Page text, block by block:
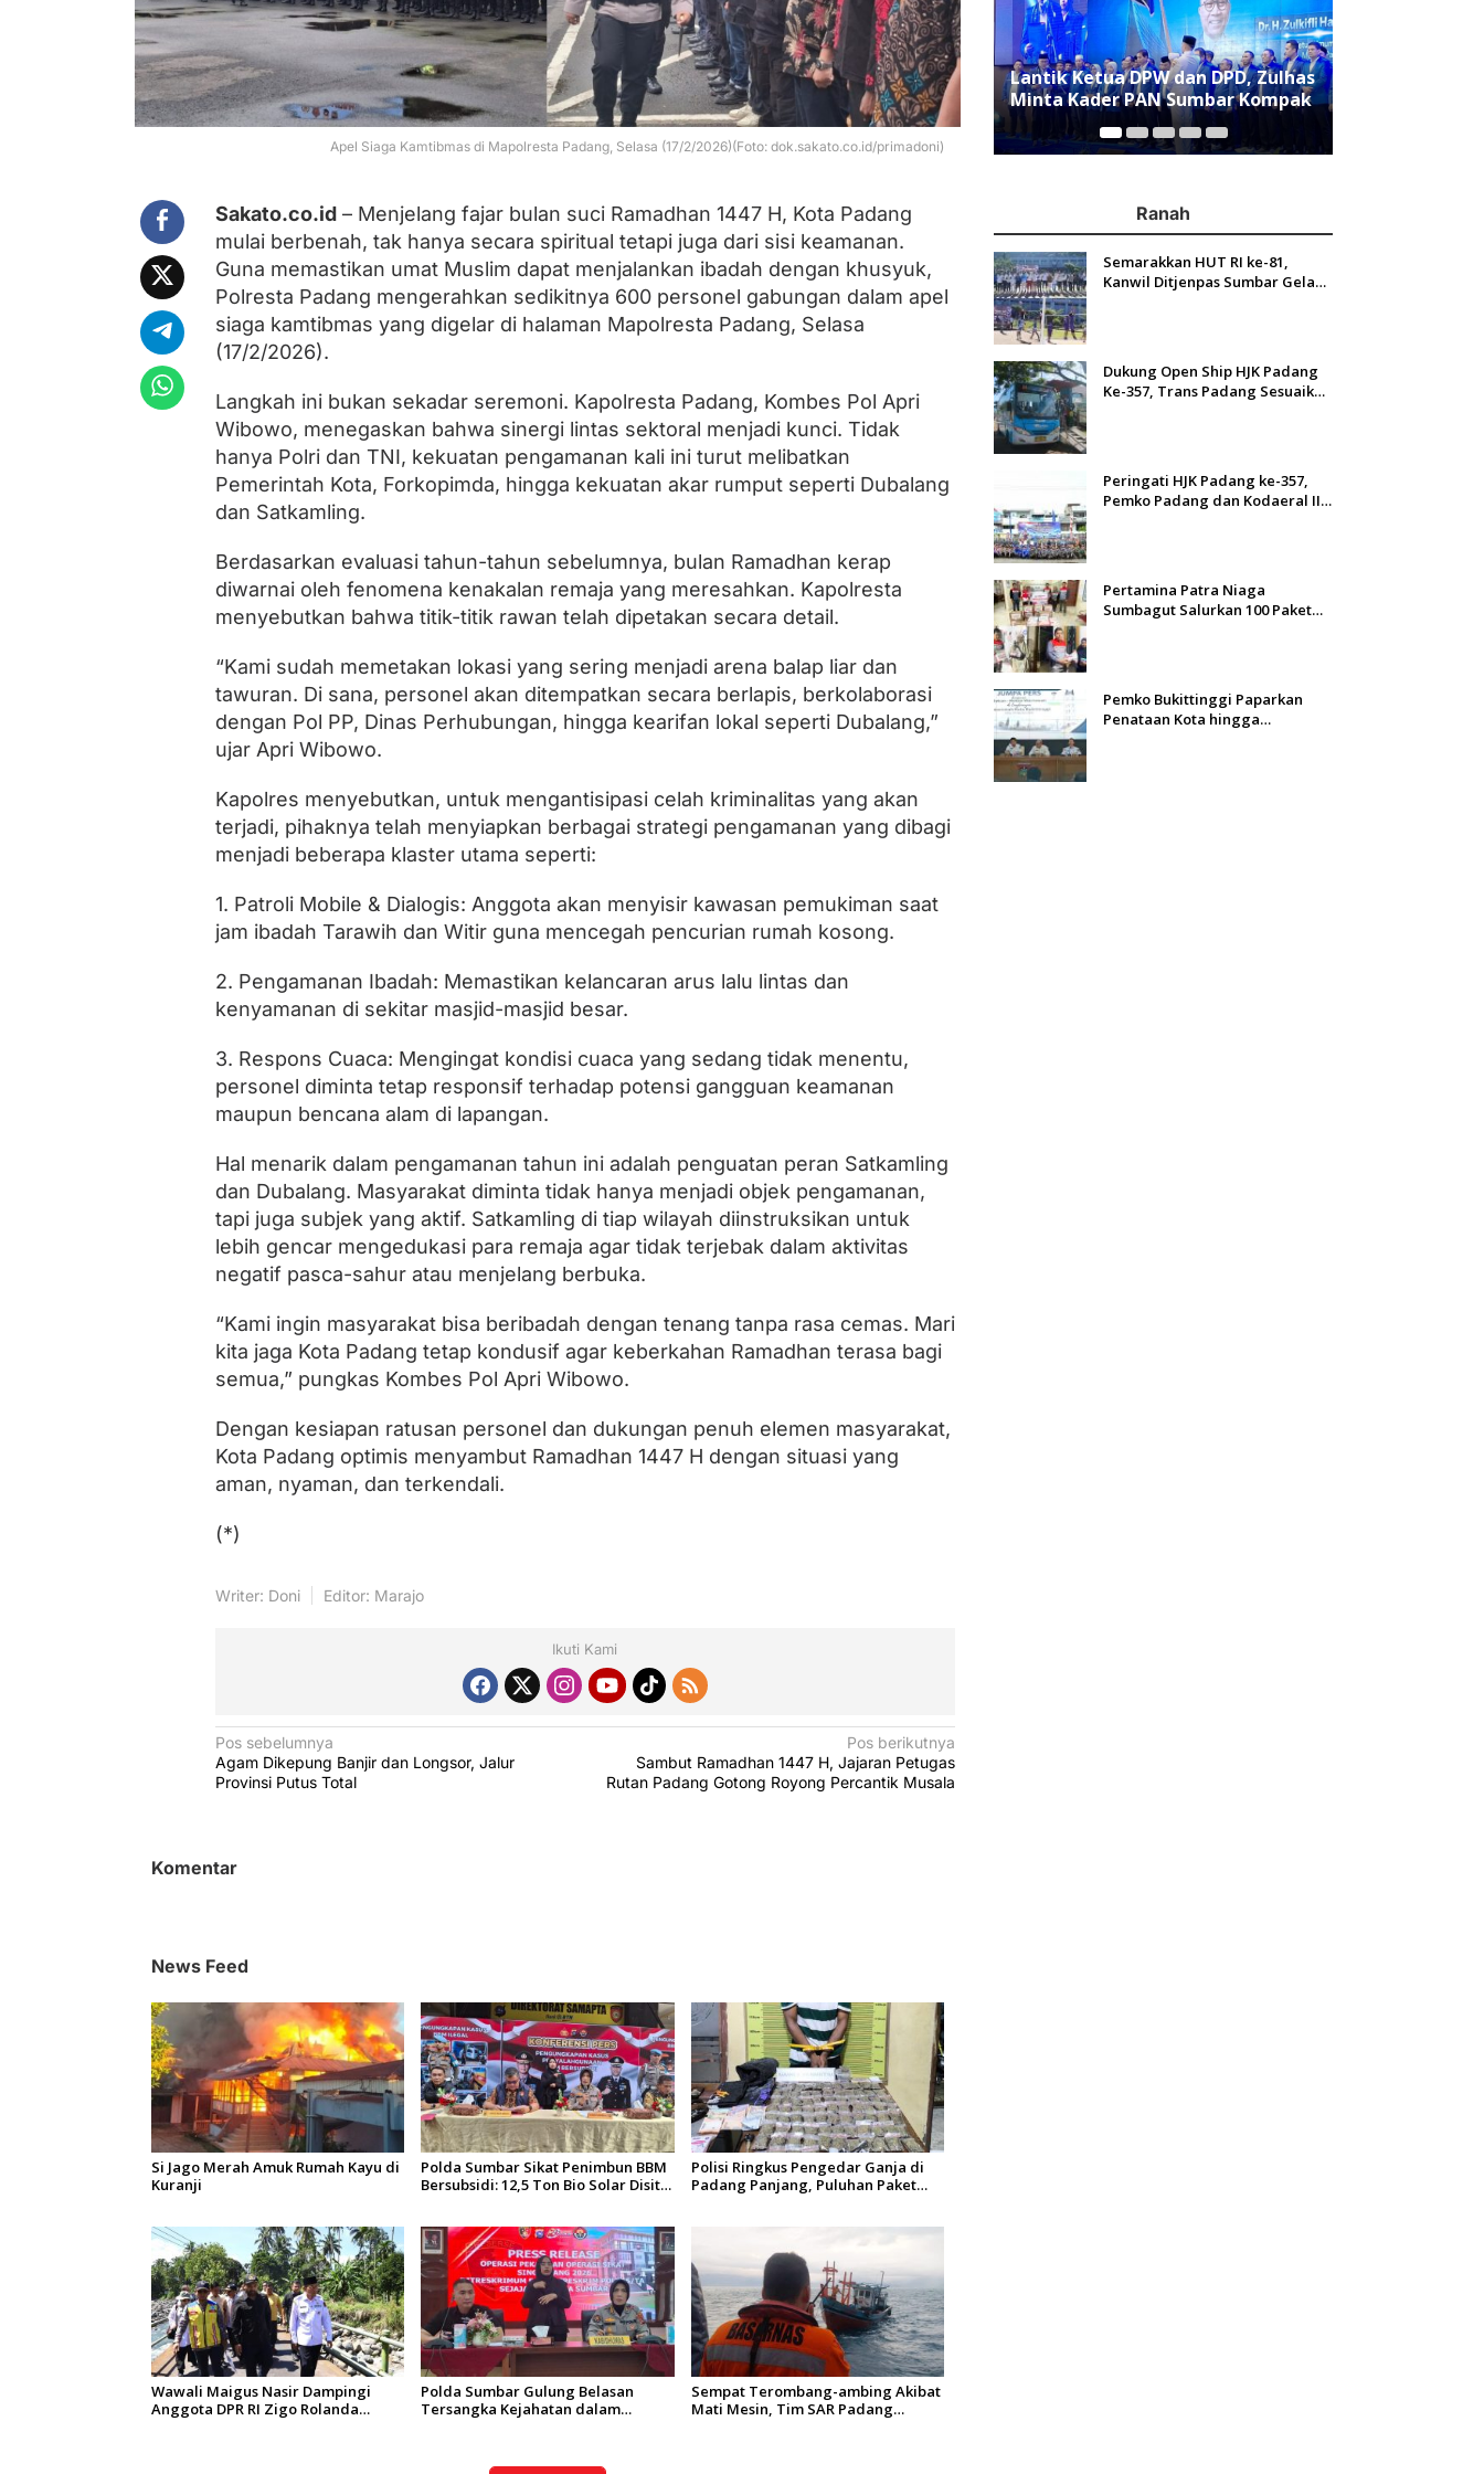
S
a
p
a
g
t
i
b
a
s
S
e
a
m
R
a
m
a
h
a
n
1
4
H
Apel Siaga Kamtibmas di Mapolresta Padang, Selasa (17/2/2026)(Foto: dok.sakato.co.id/primadoni)
Sakato.co.id– Menjelang fajar bulan suci Ramadhan 1447 H, Kota Padang
mulai berbenah, tak hanya secara spiritual tetapi juga dari sisi keamanan.
Guna memastikan umat Muslim dapat menjalankan ibadah dengan khusyuk,
Polresta Padang mengerahkan sedikitnya 600 personel gabungan dalam apel
siaga kamtibmas yang digelar di halaman Mapolresta Padang, Selasa
(17/2/2026).
Langkah ini bukan sekadar seremoni. Kapolresta Padang, Kombes Pol Apri
Wibowo, menegaskan bahwa sinergi lintas sektoral menjadi kunci. Tidak
hanya Polri dan TNI, kekuatan pengamanan kali ini turut melibatkan
Pemerintah Kota, Forkopimda, hingga kekuatan akar rumput seperti Dubalang
dan Satkamling.
Berdasarkan evaluasi tahun-tahun sebelumnya, bulan Ramadhan kerap
diwarnai oleh fenomena kenakalan remaja yang meresahkan. Kapolresta
menyebutkan bahwa titik-titik rawan telah dipetakan secara detail.
“Kami sudah memetakan lokasi yang sering menjadi arena balap liar dan
tawuran. Di sana, personel akan ditempatkan secara berlapis, berkolaborasi
dengan Pol PP, Dinas Perhubungan, hingga kearifan lokal seperti Dubalang,”
ujar Apri Wibowo.
Kapolres menyebutkan, untuk mengantisipasi celah kriminalitas yang akan
terjadi, pihaknya telah menyiapkan berbagai strategi pengamanan yang dibagi
menjadi beberapa klaster utama seperti:
1. Patroli Mobile & Dialogis: Anggota akan menyisir kawasan pemukiman saat
jam ibadah Tarawih dan Witir guna mencegah pencurian rumah kosong.
2. Pengamanan Ibadah: Memastikan kelancaran arus lalu lintas dan
kenyamanan di sekitar masjid-masjid besar.
3. Respons Cuaca: Mengingat kondisi cuaca yang sedang tidak menentu,
personel diminta tetap responsif terhadap potensi gangguan keamanan
maupun bencana alam di lapangan.
Hal menarik dalam pengamanan tahun ini adalah penguatan peran Satkamling
dan Dubalang. Masyarakat diminta tidak hanya menjadi objek pengamanan,
tapi juga subjek yang aktif. Satkamling di tiap wilayah diinstruksikan untuk
lebih gencar mengedukasi para remaja agar tidak terjebak dalam aktivitas
negatif pasca-sahur atau menjelang berbuka.
“Kami ingin masyarakat bisa beribadah dengan tenang tanpa rasa cemas. Mari
kita jaga Kota Padang tetap kondusif agar keberkahan Ramadhan terasa bagi
semua,” pungkas Kombes Pol Apri Wibowo.
Dengan kesiapan ratusan personel dan dukungan penuh elemen masyarakat,
Kota Padang optimis menyambut Ramadhan 1447 H dengan situasi yang
aman, nyaman, dan terkendali.
(*)
Writer: Doni Editor: Marajo
Ikuti Kami
N
a
g
i
p
Pos sebelumnya
Agam Dikepung Banjir dan Longsor, Jalur
Provinsi Putus Total
Pos berikutnya
Sambut Ramadhan 1447 H, Jajaran Petugas
Rutan Padang Gotong Royong Percantik Musala
Komentar
News Feed
Si Jago Merah Amuk Rumah Kayu di
Kuranji
Polda Sumbar Sikat Penimbun BBM
Bersubsidi: 12,5 Ton Bio Solar Disita,
Polisi Ringkus Pengedar Ganja di
Padang Panjang, Puluhan Paket
Wawali Maigus Nasir Dampingi
Anggota DPR RI Zigo Rolanda
Polda Sumbar Gulung Belasan
Tersangka Kejahatan dalam
Sempat Terombang-ambing Akibat
Mati Mesin, Tim SAR Padang
Lantik Ketua DPW dan DPD, Zulhas
Minta Kader PAN Sumbar Kompak
Gelar Konferensi Jurnalis Kampus
se-Indonesia, IJTI Tumbuhkan Asa
di Kalangan Jurnalis Muda di Era
Disruspi Digital
Ranah
Semarakkan HUT RI ke-81,
Kanwil Ditjenpas Sumbar Gelar
Dukung Open Ship HJK Padang
Ke-357, Trans Padang Sesuaikan
Peringati HJK Padang ke-357,
Pemko Padang dan Kodaeral II
Pertamina Patra Niaga
Sumbagut Salurkan 100 Paket
Pemko Bukittinggi Paparkan
Penataan Kota hingga